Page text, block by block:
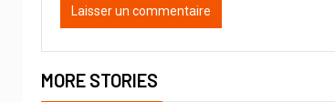
MORE STORIES